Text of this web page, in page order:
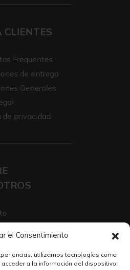
el Consentimiento
utilizamos tecnologías como
a la información del dispositivo.
CLIENTES
Frequentes
de entrega
Generales
de privacidad